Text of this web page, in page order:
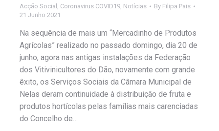
Acção Social , Coronavirus COVID19, Notícias By Filipa Pais
21 Junho 2021
Na sequência de mais um “Mercadinho de Produtos
Agrícolas” realizado no passado domingo, dia 20 de
junho, agora nas antigas instalações da Federação
dos Vitivinicultores do Dão, novamente com grande
êxito, os Serviços Sociais da Câmara Municipal de
Nelas deram continuidade à distribuição de fruta e
produtos hortícolas pelas famílias mais carenciadas
do Concelho de…